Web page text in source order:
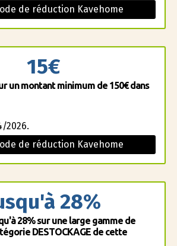
de réduction Kavehome
15€
un montant minimum de 150€ dans
2026.
de réduction Kavehome
28%
28% sur une large gamme de
DESTOCKAGE de cette